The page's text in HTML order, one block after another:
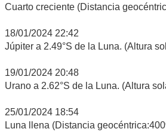
Cuarto creciente (Distancia
18/01/2024 22:42
Júpiter a 2.49°S de la Luna. (Altura
19/01/2024 20:48
Urano a 2.62°S de la Luna. (Altura
25/01/2024 18:54
Luna llena (Distancia